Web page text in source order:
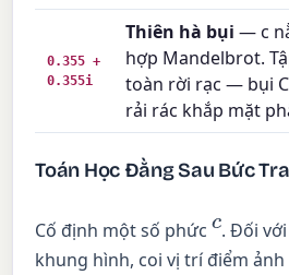
0.355 +
0.355i
Thiên hà bụi — c
hợp Mandelbrot.
toàn rời rạc — bụi
rải rác khắp mặt
Toán Học Đằng Sau Bức
Cố định một số phứcc. Đối
khung hình, coi vị trí điểm